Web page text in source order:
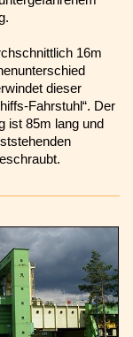
16m
dieser
Fahrstuhl“. Der
ist 85m lang und